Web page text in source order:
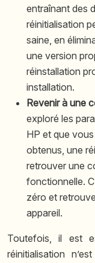
entraînant des
réinitialisation
saine, en
une version
réinstallation
installation.
Revenir à une
exploré les
HP et que
obtenus, une
retrouver une
fonctionnelle.
zéro et
appareil.
Toutefois, il est
réinitialisation